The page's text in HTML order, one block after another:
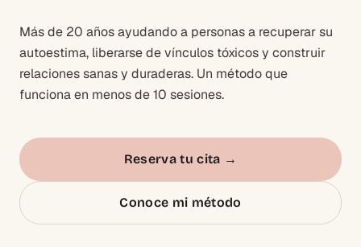
Más de 20 años ayudando a personas a recuperar su
autoestima, liberarse de vínculos tóxicos y construir
relaciones sanas y duraderas. Un método que
funciona en menos de 10 sesiones.
Reserva tu cita →
Conoce mi método